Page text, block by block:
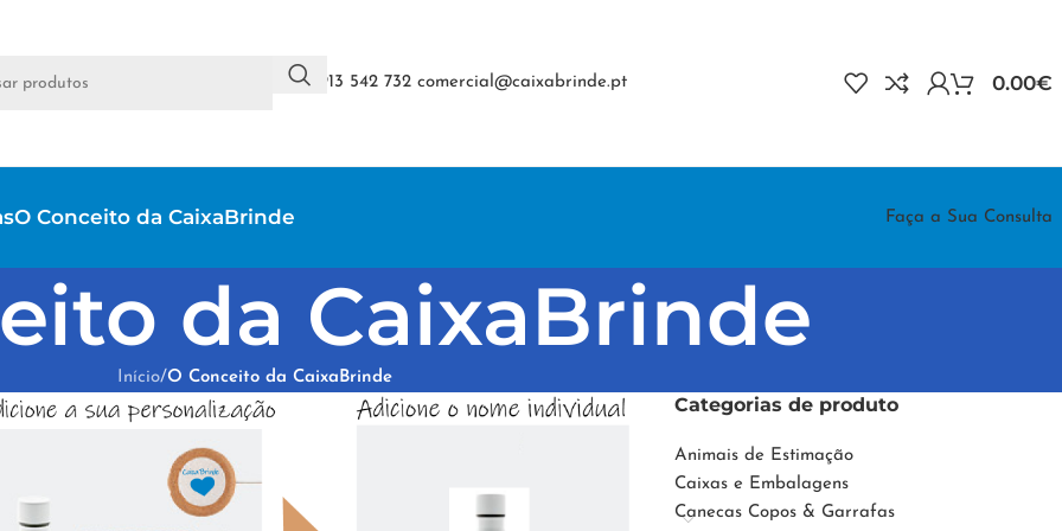
+351 913 542 732 comercial@caixabrinde.pt 0.00€
O Conceito da CaixaBrinde Faça a Sua Consulta
da CaixaBrinde
Início/O Conceito da CaixaBrinde
Categorias de produto
Animais de Estimação
Caixas e Embalagens
Canecas Copos & Garrafas